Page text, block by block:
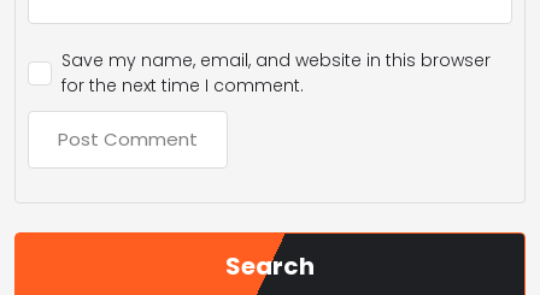
Save my name, email, and website in this browser
for the next time I comment.
Search